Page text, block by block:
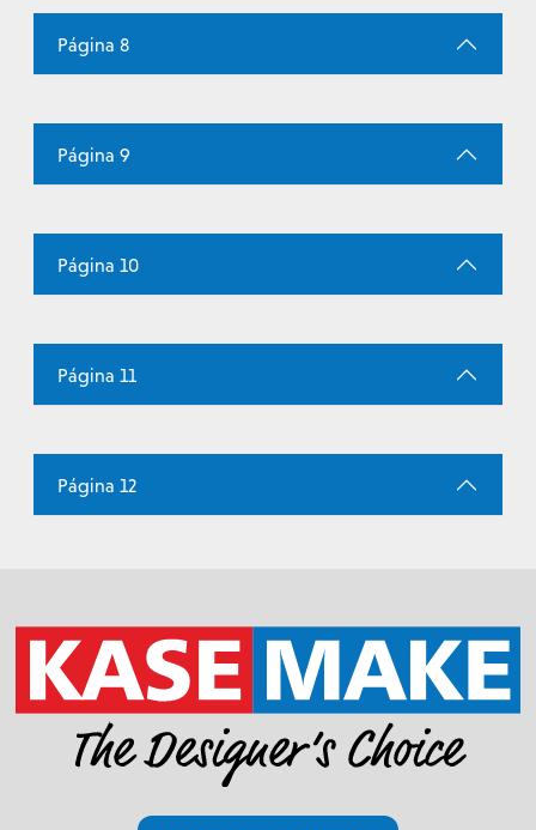
Página 8
Página 9
Página 10
Página 11
Página 12